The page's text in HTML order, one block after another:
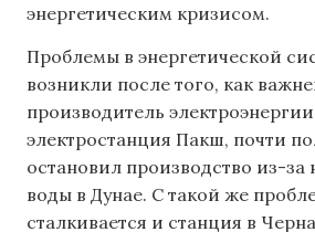
энергетическим кризисом.
Проблемы в энергетической
возникли после того, как
производитель
электростанция Пакш, почти
остановил производство из-за
воды в Дунае. С такой же
сталкивается и станция в